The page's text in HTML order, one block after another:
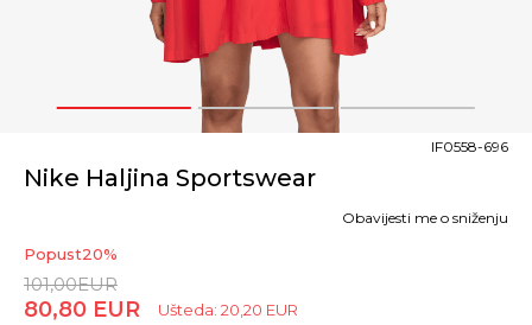
1 2 3
Nike Haljina Sportswear
IF0558-696
Popust20%
101,00EUR
80,80 EUR Ušteda: 20,20 EUR
Obavijesti me o sniženju